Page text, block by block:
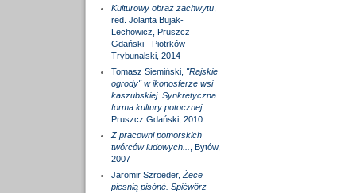
Kulturowy obraz zachwytu,
red. Jolanta Bujak-
Lechowicz, Pruszcz
Gdański - Piotrków
Trybunalski, 2014
Tomasz Siemiński, "Rajskie
ogrody" w ikonosferze wsi
kaszubskiej. Synkretyczna
forma kultury potocznej,
Pruszcz Gdański, 2010
Z pracowni pomorskich
twórców ludowych...
, Bytów,
2007
Jaromir Szroeder, Żëce
piesnią pisóné. Spiéwôrz